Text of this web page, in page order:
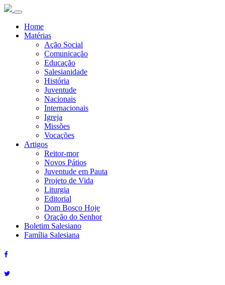
Home
Matérias
Ação Social
Comunicação
Educação
Salesianidade
História
Juventude
Nacionais
Internacionais
Igreja
Missões
Vocações
Artigos
Reitor-mor
Novos Pátios
Juventude em Pauta
Projeto de Vida
Liturgia
Editorial
Dom Bosco Hoje
Oração do Senhor
Boletim Salesiano
Família Salesiana